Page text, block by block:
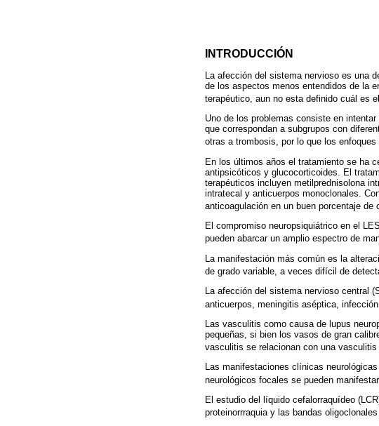
INTRODUCCIÓN
La afección del sistema nervioso es una
de los aspectos menos entendidos de la
terapéutico, aun no esta definido cuál es
Uno de los problemas consiste en
que correspondan a subgrupos con
otras a trombosis, por lo que los
En los últimos años el tratamiento se ha
antipsicóticos y glucocorticoides. El
terapéuticos incluyen metilprednisolona
intratecal y anticuerpos monoclonales.
anticoagulación en un buen porcentaje de
El compromiso neuropsiquiátrico en el
pueden abarcar un amplio espectro de
La manifestación más común es la
de grado variable, a veces difícil de
La afección del sistema nervioso central
anticuerpos, meningitis aséptica,
Las vasculitis como causa de lupus
pequeñas, si bien los vasos de gran
vasculitis se relacionan con una
Las manifestaciones clínicas
neurológicos focales se pueden
El estudio del líquido cefalorraquídeo
proteinorrraquia y las bandas